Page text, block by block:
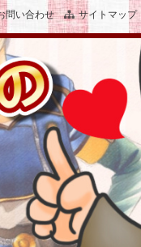
問い合わせ サイトマップ
かしな生活
す